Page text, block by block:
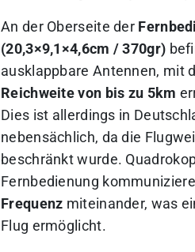
An der Oberseite der
(20,3×9,1×4,6cm / 370gr)
ausklappbare Antennen, mit
Reichweite von bis zu 5km
Dies ist allerdings in
nebensächlich, da die
beschränkt wurde.
Fernbedienung
Frequenz miteinander, was
Flug ermöglicht.